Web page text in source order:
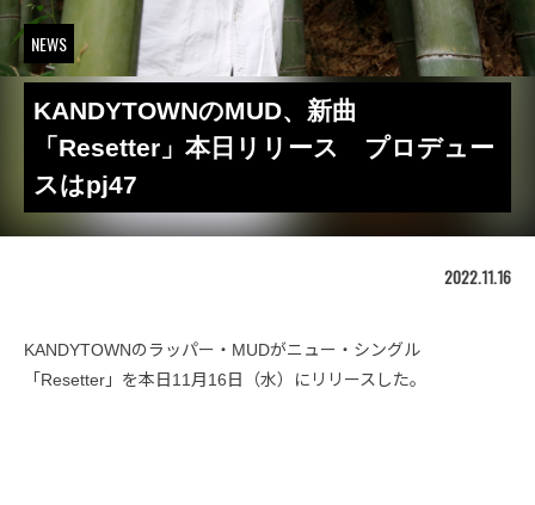
NEWS
KANDYTOWNのMUD、新曲
「Resetter」本日リリース プロデュー
スはpj47
2022.11.16
KANDYTOWNのラッパー・MUDがニュー・シングル
「Resetter」を本日11月16日（水）にリリースした。